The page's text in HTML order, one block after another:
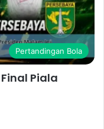
Pertandingan Bola
Piala